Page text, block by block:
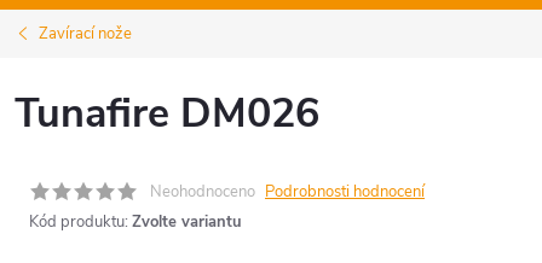
Zavírací nože
Tunafire DM026
Neohodnoceno Podrobnosti hodnocení
Kód produktu: Zvolte variantu